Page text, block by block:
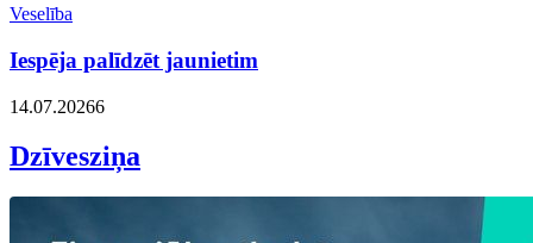
Veselība
Iespēja palīdzēt jaunietim
14.07.20266
Dzīvesziņa